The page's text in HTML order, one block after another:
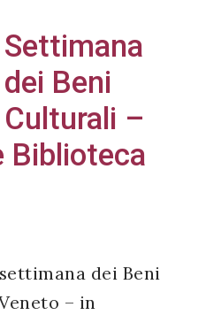
Settimana
dei Beni
Culturali –
Biblioteca
dei Beni
– in